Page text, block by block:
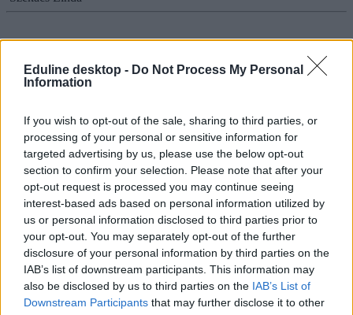
Eduline desktop - Do Not Process My Personal
Information
If you wish to opt-out of the sale, sharing to third parties, or
processing of your personal or sensitive information for
targeted advertising by us, please use the below opt-out
section to confirm your selection. Please note that after your
opt-out request is processed you may continue seeing
interest-based ads based on personal information utilized by
us or personal information disclosed to third parties prior to
your opt-out. You may separately opt-out of the further
disclosure of your personal information by third parties on the
IAB’s list of downstream participants. This information may
also be disclosed by us to third parties on the IAB’s List of
Downstream Participants that may further disclose it to other
Érettségi 2024: minden, amit az emelt szintű angol
nyelvi szóbeli vizsgáról tudni kell
Összegyűjtöttük az összes fontos tájékoztatót és leírást, ami segíthet
felkészülni az emelt szintű szóbelire angolból.
Érettségi-felvételi
Gál Luca
Idén újra megszervezik a szóbeli érettségiket,
elhoztuk az összes tantárgy tételsorát
Alig néhány hónap van hátra a szóbeli érettségik kezdetéig, ezért
összegyűjtöttük, miből kell készülnötök, ha emelt szinten